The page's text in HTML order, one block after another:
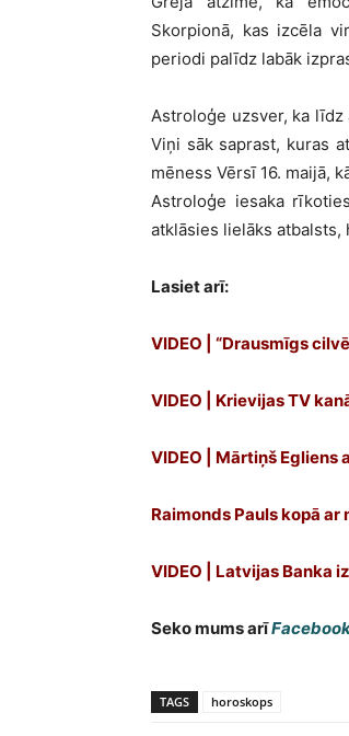
Skorpionā, kas izcēla
periodi palīdz labāk
Astroloģe uzsver, ka
Viņi sāk saprast, kuras
mēness Vērsī 16. maijā,
Astroloģe iesaka
atklāsies lielāks
Lasiet arī:
VIDEO | “Drausmīgs
VIDEO | Krievijas TV
VIDEO | Mārtiņš
Raimonds Pauls kopā
VIDEO | Latvijas Banka
Seko mums arī
TAGS horoskops